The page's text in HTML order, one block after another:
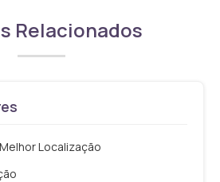
Relacionados
Localização